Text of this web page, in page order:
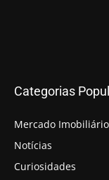
Categorias
Mercado Imobiliário
Notícias
Curiosidades